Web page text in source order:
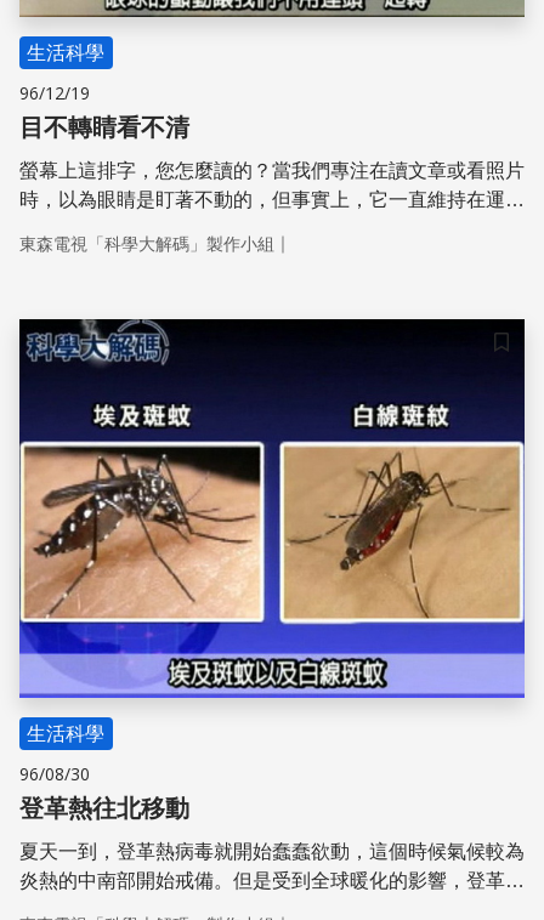
生活科學
96/12/19
目不轉睛看不清
螢幕上這排字，您怎麼讀的？當我們專注在讀文章或看照片
時，以為眼睛是盯著不動的，但事實上，它一直維持在運動
話，反而會讓人看不清完整的影像。
東森電視「科學大解碼」製作小組 ｜
儲存
生活科學
96/08/30
登革熱往北移動
夏天一到，登革熱病毒就開始蠢蠢欲動，這個時候氣候較為
炎熱的中南部開始戒備。但是受到全球暖化的影響，登革熱